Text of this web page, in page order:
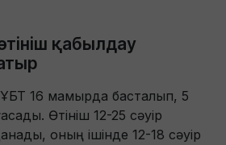
қабылдау
ҰБТ 16 мамырда басталып, 5
Өтініш 12-25 сәуір
оның ішінде 12-18 сәуір